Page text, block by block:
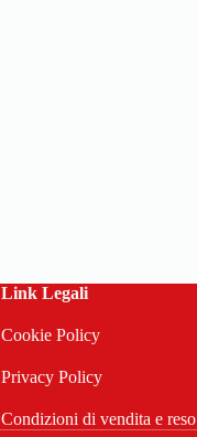
Link Legali
Cookie Policy
Privacy Policy
Condizioni di vendita e reso